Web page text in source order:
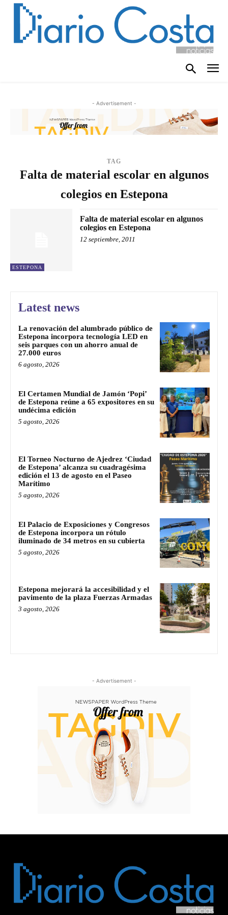
- Advertisement -
TAG
Falta de material escolar en algunos
colegios en Estepona
ESTEPONA
Falta de material escolar en algunos
colegios en Estepona
12 septiembre, 2011
Latest news
La renovación del alumbrado público de
Estepona incorpora tecnología LED en
seis parques con un ahorro anual de
27.000 euros
6 agosto, 2026
El Certamen Mundial de Jamón ‘Popi’
de Estepona reúne a 65 expositores en su
undécima edición
5 agosto, 2026
El Torneo Nocturno de Ajedrez ‘Ciudad
de Estepona’ alcanza su cuadragésima
edición el 13 de agosto en el Paseo
Marítimo
5 agosto, 2026
El Palacio de Exposiciones y Congresos
de Estepona incorpora un rótulo
iluminado de 34 metros en su cubierta
5 agosto, 2026
Estepona mejorará la accesibilidad y el
pavimento de la plaza Fuerzas Armadas
3 agosto, 2026
- Advertisement -